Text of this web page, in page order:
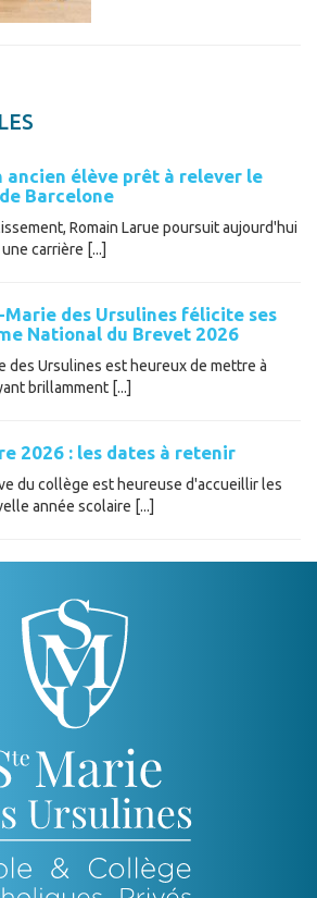
ancien élève prêt à relever le
Barcelone
Romain Larue poursuit aujourd'hui
carrière [...]
des Ursulines félicite ses
National du Brevet 2026
des Ursulines est heureux de mettre à
brillamment [...]
2026 : les dates à retenir
du collège est heureuse d'accueillir les
année scolaire [...]